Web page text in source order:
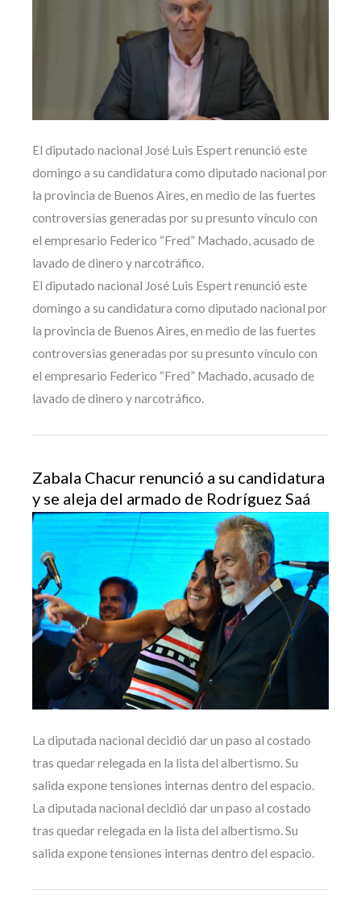
El diputado nacional José Luis Espert renunció este
domingo a su candidatura como diputado nacional por
la provincia de Buenos Aires, en medio de las fuertes
controversias generadas por su presunto vínculo con
el empresario Federico “Fred” Machado, acusado de
lavado de dinero y narcotráfico.
El diputado nacional José Luis Espert renunció este
domingo a su candidatura como diputado nacional por
la provincia de Buenos Aires, en medio de las fuertes
controversias generadas por su presunto vínculo con
el empresario Federico “Fred” Machado, acusado de
lavado de dinero y narcotráfico.
Zabala Chacur renunció a su candidatura
y se aleja del armado de Rodríguez Saá
La diputada nacional decidió dar un paso al costado
tras quedar relegada en la lista del albertismo. Su
salida expone tensiones internas dentro del espacio.
La diputada nacional decidió dar un paso al costado
tras quedar relegada en la lista del albertismo. Su
salida expone tensiones internas dentro del espacio.